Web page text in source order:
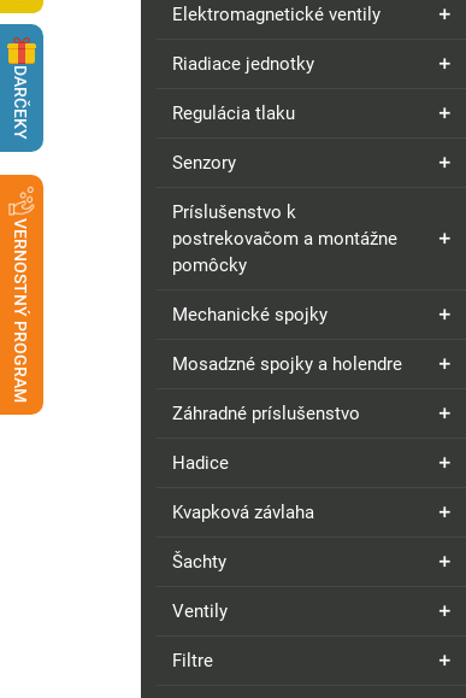
Elektromagnetické ventily
Riadiace jednotky
Regulácia tlaku
Senzory
Príslušenstvo k
postrekovačom a montážne
pomôcky
Mechanické spojky
Mosadzné spojky a holendre
Záhradné príslušenstvo
Hadice
Kvapková závlaha
Šachty
Ventily
Filtre
DARČEKY
VERNOSTNÝ PROGRAM